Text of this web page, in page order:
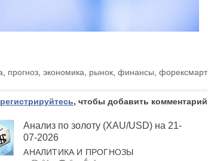
прогноз экономика рынок финансы форексмарт
, чтобы добавить комментарий
Анализ по золоту (XAU/USD) на 21-
07-2026
АНАЛИТИКА И ПРОГНОЗЫ